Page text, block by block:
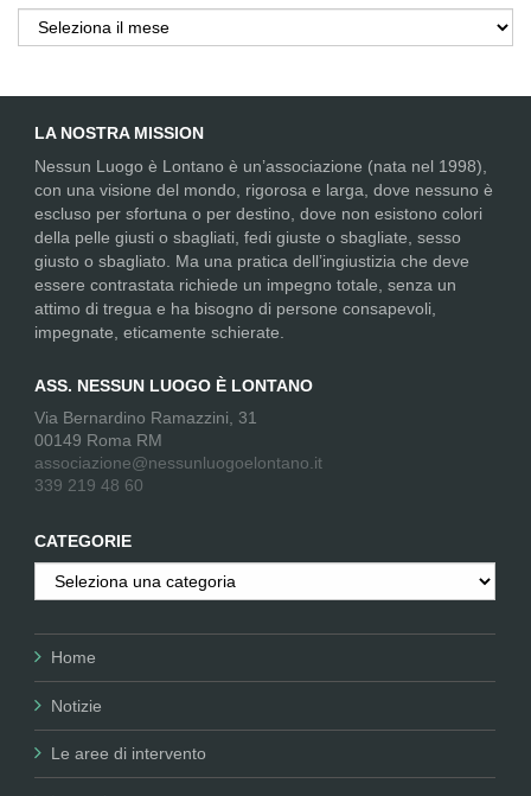
Archivi
LA NOSTRA MISSION
Nessun Luogo è Lontano è un’associazione (nata nel 1998),
con una visione del mondo, rigorosa e larga, dove nessuno è
escluso per sfortuna o per destino, dove non esistono colori
della pelle giusti o sbagliati, fedi giuste o sbagliate, sesso
giusto o sbagliato. Ma una pratica dell’ingiustizia che deve
essere contrastata richiede un impegno totale, senza un
attimo di tregua e ha bisogno di persone consapevoli,
impegnate, eticamente schierate.
ASS. NESSUN LUOGO È LONTANO
Via Bernardino Ramazzini, 31
00149 Roma RM
associazione@nessunluogoelontano.it
339 219 48 60
CATEGORIE
Categorie
Home
Notizie
Le aree di intervento